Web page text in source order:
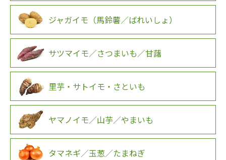
ジャガイモ（馬鈴薯／ばれいしょ）
サツマイモ／さつまいも／甘藷
里芋・サトイモ・さといも
ヤマノイモ／山芋／やまいも
タマネギ／玉葱／たまねぎ